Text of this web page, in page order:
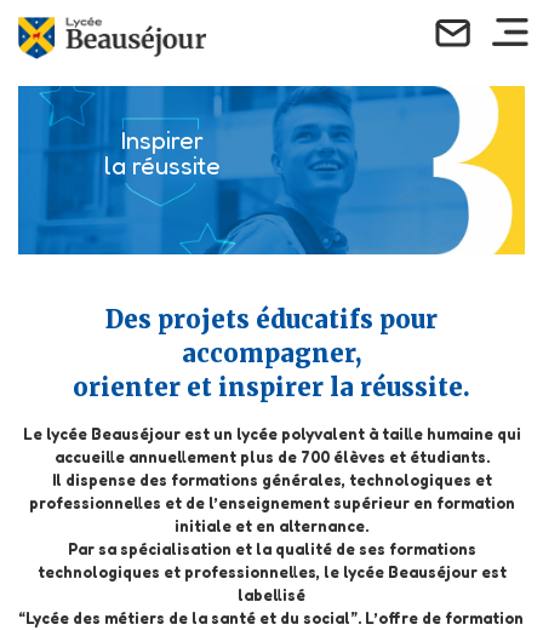
Inspirer
la réussite
Des projets éducatifs pour
accompagner,
orienter et inspirer la réussite.
Le lycée Beauséjour est un lycée polyvalent à taille humaine qui
accueille annuellement plus de 700 élèves et étudiants.
Il dispense des formations générales, technologiques et
professionnelles et de l’enseignement supérieur en formation
initiale et en alternance.
Par sa spécialisation et la qualité de ses formations
technologiques et professionnelles, le lycée Beauséjour est
labellisé
“Lycée des métiers de la santé et du social”. L’offre de formation